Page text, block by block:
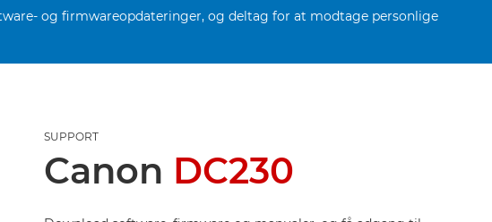
og firmwareopdateringer, og deltag for at modtage personlige
SUPPORT
Canon DC230